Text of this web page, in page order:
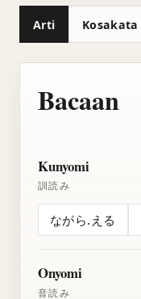
Arti Kosakata
Bacaan
Kunyomi
訓読み
ながら.える
Onyomi
音読み